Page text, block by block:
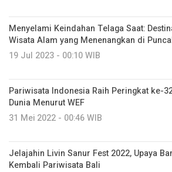
Menyelami Keindahan Telaga Saat:
Wisata Alam yang Menenangkan di
19 Jul 2023 - 00:10 WIB
Pariwisata Indonesia Raih Peringkat ke-
Dunia Menurut WEF
31 Mei 2022 - 00:46 WIB
Jelajahin Livin Sanur Fest 2022, Upaya
Kembali Pariwisata Bali